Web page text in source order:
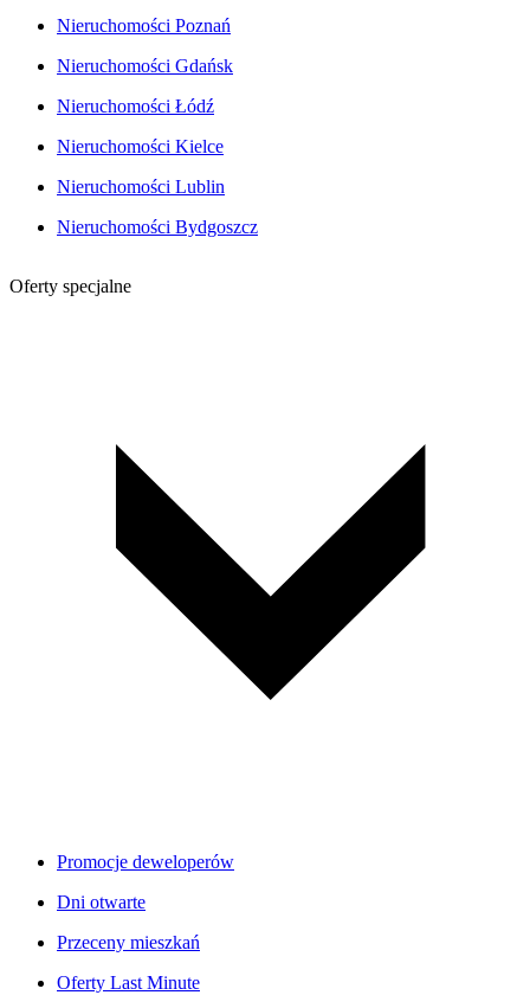
Nieruchomości Poznań
Nieruchomości Gdańsk
Nieruchomości Łódź
Nieruchomości Kielce
Nieruchomości Lublin
Nieruchomości Bydgoszcz
Oferty specjalne
Promocje deweloperów
Dni otwarte
Przeceny mieszkań
Oferty Last Minute